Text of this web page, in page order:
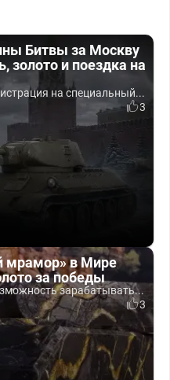
Битвы за Москву
золото и поездка на
на специальный...
3
мрамор» в Мире
за победы
зарабатывать...
3